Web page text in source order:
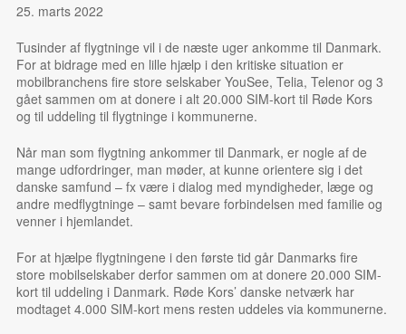
25. marts 2022
Tusinder af flygtninge vil i de næste uger ankomme til Danmark.
For at bidrage med en lille hjælp i den kritiske situation er
mobilbranchens fire store selskaber YouSee, Telia, Telenor og 3
gået sammen om at donere i alt 20.000 SIM-kort til Røde Kors
og til uddeling til flygtninge i kommunerne.
Når man som flygtning ankommer til Danmark, er nogle af de
mange udfordringer, man møder, at kunne orientere sig i det
danske samfund – fx være i dialog med myndigheder, læge og
andre medflygtninge – samt bevare forbindelsen med familie og
venner i hjemlandet.
For at hjælpe flygtningene i den første tid går Danmarks fire
store mobilselskaber derfor sammen om at donere 20.000 SIM-
kort til uddeling i Danmark. Røde Kors’ danske netværk har
modtaget 4.000 SIM-kort mens resten uddeles via kommunerne.